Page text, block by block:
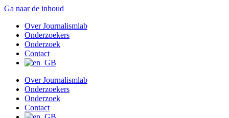
Ga naar de inhoud
Over Journalismlab
Onderzoekers
Onderzoek
Contact
Over Journalismlab
Onderzoekers
Onderzoek
Contact